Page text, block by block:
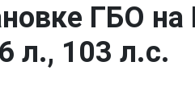
ГБО
л., 103 л.с.